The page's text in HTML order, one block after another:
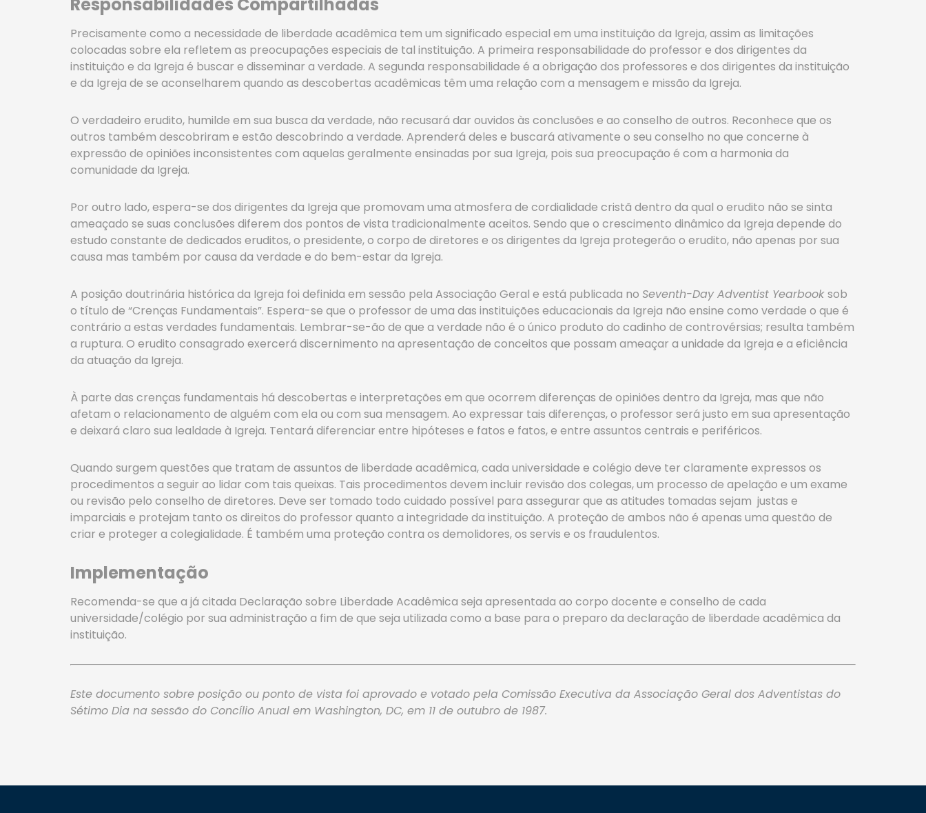
Precisamente como a necessidade de liberdade acadêmica tem um significado especial em uma instituição da Igreja, assim as limitações
colocadas sobre ela refletem as preocupações especiais de tal instituição. A primeira responsabilidade do professor e dos dirigentes da
instituição e da Igreja é buscar e disseminar a verdade. A segunda responsabilidade é a obrigação dos professores e dos dirigentes da instituição
e da Igreja de se aconselharem quando as descobertas acadêmicas têm uma relação com a mensagem e missão da Igreja.
O verdadeiro erudito, humilde em sua busca da verdade, não recusará dar ouvidos às conclusões e ao conselho de outros. Reconhece que os
outros também descobriram e estão descobrindo a verdade. Aprenderá deles e buscará ativamente o seu conselho no que concerne à
expressão de opiniões inconsistentes com aquelas geralmente ensinadas por sua Igreja, pois sua preocupação é com a harmonia da
comunidade da Igreja.
Por outro lado, espera-se dos dirigentes da Igreja que promovam uma atmosfera de cordialidade cristã dentro da qual o erudito não se sinta
ameaçado se suas conclusões diferem dos pontos de vista tradicionalmente aceitos. Sendo que o crescimento dinâmico da Igreja depende do
estudo constante de dedicados eruditos, o presidente, o corpo de diretores e os dirigentes da Igreja protegerão o erudito, não apenas por sua
causa mas também por causa da verdade e do bem-estar da Igreja.
A posição doutrinária histórica da Igreja foi definida em sessão pela Associação Geral e está publicada no Seventh-Day Adventist Yearbooksob
o título de “Crenças Fundamentais”. Espera-se que o professor de uma das instituições educacionais da Igreja não ensine como verdade o que é
contrário a estas verdades fundamentais. Lembrar-se-ão de que a verdade não é o único produto do cadinho de controvérsias; resulta também
a ruptura. O erudito consagrado exercerá discernimento na apresentação de conceitos que possam ameaçar a unidade da Igreja e a eficiência
da atuação da Igreja.
À parte das crenças fundamentais há descobertas e interpretações em que ocorrem diferenças de opiniões dentro da Igreja, mas que não
afetam o relacionamento de alguém com ela ou com sua mensagem. Ao expressar tais diferenças, o professor será justo em sua apresentação
e deixará claro sua lealdade à Igreja. Tentará diferenciar entre hipóteses e fatos e fatos, e entre assuntos centrais e periféricos.
Quando surgem questões que tratam de assuntos de liberdade acadêmica, cada universidade e colégio deve ter claramente expressos os
procedimentos a seguir ao lidar com tais queixas. Tais procedimentos devem incluir revisão dos colegas, um processo de apelação e um exame
ou revisão pelo conselho de diretores. Deve ser tomado todo cuidado possível para assegurar que as atitudes tomadas sejam justas e
imparciais e protejam tanto os direitos do professor quanto a integridade da instituição. A proteção de ambos não é apenas uma questão de
criar e proteger a colegialidade. É também uma proteção contra os demolidores, os servis e os fraudulentos.
Implementação
Recomenda-se que a já citada Declaração sobre Liberdade Acadêmica seja apresentada ao corpo docente e conselho de cada
universidade/colégio por sua administração a fim de que seja utilizada como a base para o preparo da declaração de liberdade acadêmica da
instituição.
Este documento sobre posição ou ponto de vista foi aprovado e votado pela Comissão Executiva da Associação Geral dos Adventistas do
Sétimo Dia na sessão do Concílio Anual em Washington, DC, em 11 de outubro de 1987.